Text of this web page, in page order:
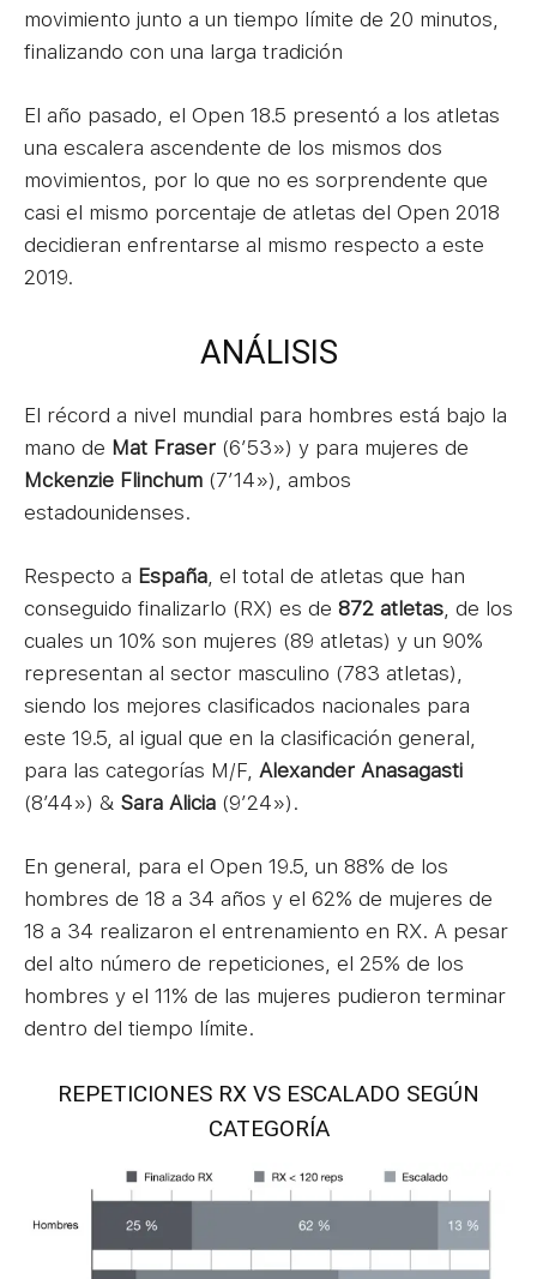
movimiento junto a un tiempo límite de 20 minutos,
finalizando con una larga tradición
El año pasado, el Open 18.5 presentó a los atletas
una escalera ascendente de los mismos dos
movimientos, por lo que no es sorprendente que
casi el mismo porcentaje de atletas del Open 2018
decidieran enfrentarse al mismo respecto a este
2019.
ANÁLISIS
El récord a nivel mundial para hombres está bajo la
mano de Mat Fraser (6’53») y para mujeres de
Mckenzie Flinchum (7’14»), ambos
estadounidenses.
Respecto a España , el total de atletas que han
conseguido finalizarlo (RX) es de 872 atletas , de los
cuales un 10% son mujeres (89 atletas) y un 90%
representan al sector masculino (783 atletas),
siendo los mejores clasificados nacionales para
este 19.5, al igual que en la clasificación general,
para las categorías M/F, Alexander Anasagasti
(8’44») & Sara Alicia (9’24»).
En general, para el Open 19.5, un 88% de los
hombres de 18 a 34 años y el 62% de mujeres de
18 a 34 realizaron el entrenamiento en RX. A pesar
del alto número de repeticiones, el 25% de los
hombres y el 11% de las mujeres pudieron terminar
dentro del tiempo límite.
REPETICIONES RX VS ESCALADO SEGÚN
CATEGORÍA